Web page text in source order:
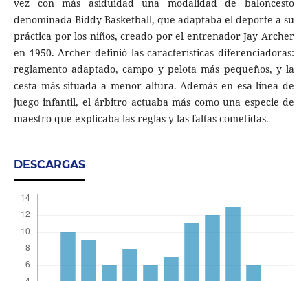
vez con más asiduidad una modalidad de baloncesto
denominada Biddy Basketball, que adaptaba el deporte a su
práctica por los niños, creado por el entrenador Jay Archer
en 1950. Archer definió las características diferenciadoras:
reglamento adaptado, campo y pelota más pequeños, y la
cesta más situada a menor altura. Además en esa línea de
juego infantil, el árbitro actuaba más como una especie de
maestro que explicaba las reglas y las faltas cometidas.
DESCARGAS